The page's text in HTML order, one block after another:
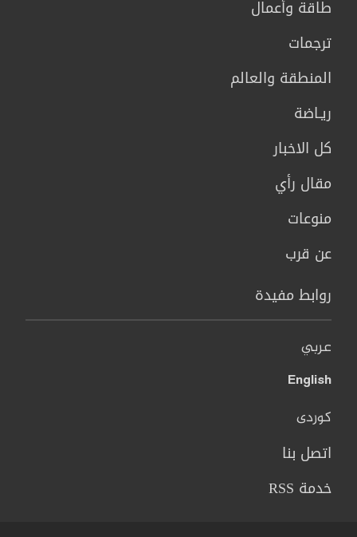
طاقة وأعمال
ترجمات
المنطقة والعالم
ريـاضة
كل الاخبار
مقال رأي
منوعات
عن قرب
روابط مفيدة
عربي
English
کوردی
اتصل بنا
خدمة RSS